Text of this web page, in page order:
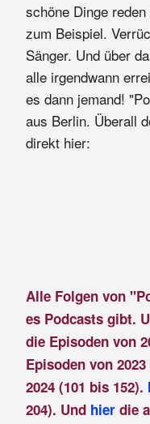
schöne Dinge
zum Beispiel.
Sänger. Und über
alle irgendwann
es dann jemand!
aus Berlin. Überall
direkt hier:
Alle Folgen von
es Podcasts gibt.
die Episoden von
Episoden von
2024 (101 bis 152).
204). Und hier die